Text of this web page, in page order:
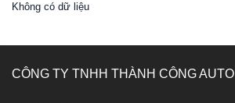
Không có dữ liệu
CÔNG TY TNHH THÀNH CÔNG AUTO